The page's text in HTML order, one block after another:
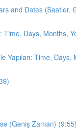
and Dates (Saatler,
Time, Days, Months,
Yapıları: Time,
(Geniş Zaman) (9:55)